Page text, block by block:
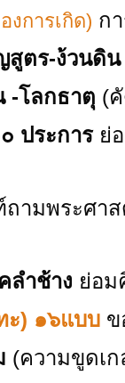
การเกิด) ก
ตร-ง้วนดิ
-โลกธาตุ (
ประการย่อ
ถามพระศา
ลำช้าง ย่อม
ะ) ๑๖แบบ ข
(ความขูดเก